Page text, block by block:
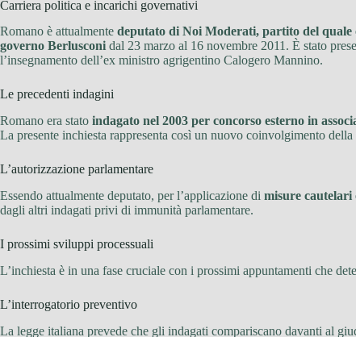
Carriera politica e incarichi governativi
Romano è attualmente deputato di Noi Moderati, partito del quale
governo Berlusconi dal 23 marzo al 16 novembre 2011. È stato
l’insegnamento dell’ex ministro agrigentino Calogero Mannino.
Le precedenti indagini
Romano era stato indagato nel 2003 per concorso esterno in
La presente inchiesta rappresenta così un nuovo coinvolgimento
L’autorizzazione parlamentare
Essendo attualmente deputato, per l’applicazione di misure cautelari
dagli altri indagati privi di immunità parlamentare.
I prossimi sviluppi processuali
L’inchiesta è in una fase cruciale con i prossimi appuntamenti che
L’interrogatorio preventivo
La legge italiana prevede che gli indagati compariscano davanti al